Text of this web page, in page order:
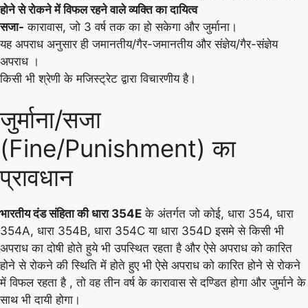
होने से रोकने में विफल रहने वाले व्यक्ति का दायित्व
सजा- कारावास, जो 3 वर्ष तक का हो सकेगा और जुर्माना।
यह अपराध अनुसार ही जमानतीय/गैर-जमानतीय और संज्ञेय/गैर-संज्ञेय
अपराध ।
किसी भी श्रेणी के मजिस्ट्रेट द्वारा विचारणीय है।
जुर्माना/सजा
(Fine/Punishment) का
प्रावधान
भारतीय दंड संहिता की धारा 354E के अंतर्गत जो कोई, धारा 354, धारा
354A, धारा 354B, धारा 354C या धारा 354D इसमे से किसी भी
अपराध का दोषी होते हुये भी उपस्थित रहता है और ऐसे अपराध को कारित
होने से रोकने की स्थिति में होते हुए भी ऐसे अपराध को कारित होने से रोकने
में विफल रहता है , तो वह तीन वर्ष के कारावास से दण्डित होगा और जुर्माने के
साथ भी दायी होगा।